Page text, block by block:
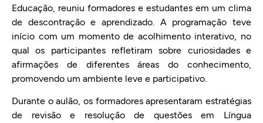
Educação, reuniu formadores e estudantes em um clima
de descontração e aprendizado. A programação teve
início com um momento de acolhimento interativo, no
qual os participantes refletiram sobre curiosidades e
afirmações de diferentes áreas do conhecimento,
promovendo um ambiente leve e participativo.
Durante o aulão, os formadores apresentaram estratégias
de revisão e resolução de questões em Língua